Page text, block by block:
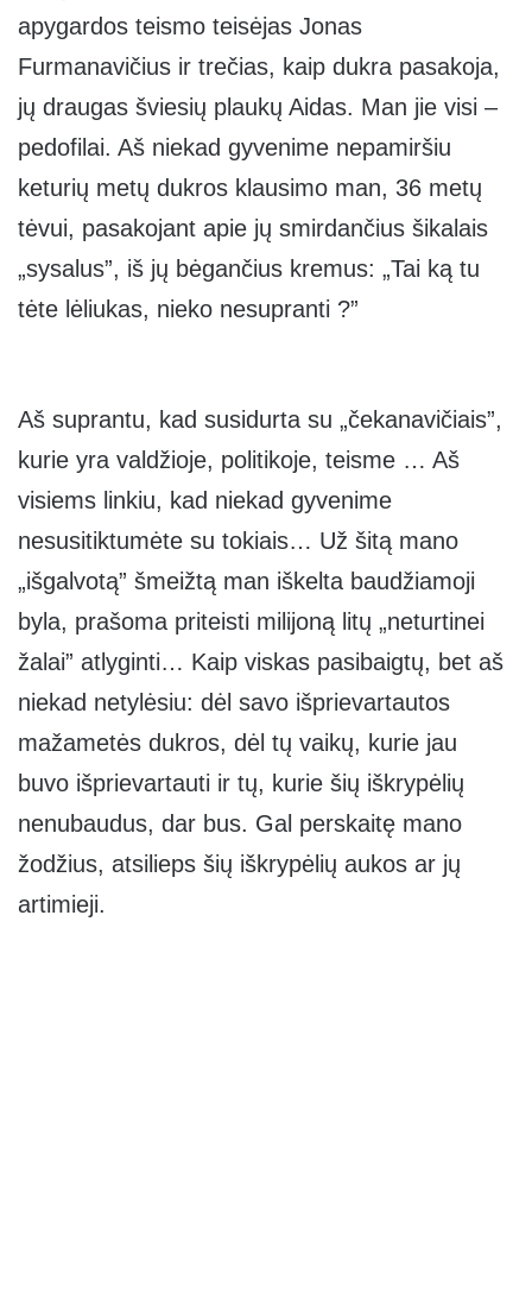
apygardos teismo teisėjas Jonas
Furmanavičius ir trečias, kaip dukra pasakoja,
jų draugas šviesių plaukų Aidas. Man jie visi –
pedofilai. Aš niekad gyvenime nepamiršiu
keturių metų dukros klausimo man, 36 metų
tėvui, pasakojant apie jų smirdančius šikalais
„sysalus”, iš jų bėgančius kremus: „Tai ką tu
tėte lėliukas, nieko nesupranti ?”
Aš suprantu, kad susidurta su „čekanavičiais”,
kurie yra valdžioje, politikoje, teisme … Aš
visiems linkiu, kad niekad gyvenime
nesusitiktumėte su tokiais… Už šitą mano
„išgalvotą” šmeižtą man iškelta baudžiamoji
byla, prašoma priteisti milijoną litų „neturtinei
žalai” atlyginti… Kaip viskas pasibaigtų, bet aš
niekad netylėsiu: dėl savo išprievartautos
mažametės dukros, dėl tų vaikų, kurie jau
buvo išprievartauti ir tų, kurie šių iškrypėlių
nenubaudus, dar bus. Gal perskaitę mano
žodžius, atsilieps šių iškrypėlių aukos ar jų
artimieji.